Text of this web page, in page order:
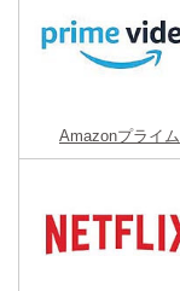
Amazonプライム